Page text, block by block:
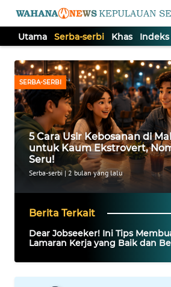
Utama Serba-serbi Khas Indeks
SERBA-SERBI
5 Cara Usir Kebosanan di
untuk Kaum Ekstrovert,
Seru!
Serba-serbi|2 bulan yang lalu
Berita Terkait
Dear Jobseeker! Ini Tips
Lamaran Kerja yang Baik dan
TV
Tutup
UTAMA
SERBA-
SERBI
Informasi
INDEKS